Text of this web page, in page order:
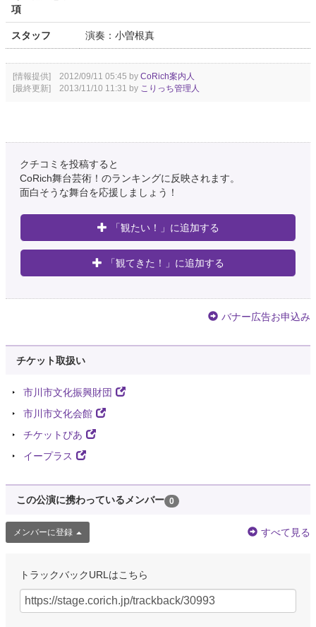
項
スタッフ 演奏：小曽根真
[情報提供] 2012/09/11 05:45 by CoRich案内人
[最終更新] 2013/11/10 11:31 by こりっち管理人
クチコミを投稿すると
CoRich舞台芸術！のランキングに反映されます。
面白そうな舞台を応援しましょう！
「観たい！」に追加する
「観てきた！」に追加する
バナー広告お申込み
チケット取扱い
市川市文化振興財団
市川市文化会館
チケットぴあ
イープラス
この公演に携わっているメンバー 0
メンバーに登録 すべて見る
トラックバックURLはこちら